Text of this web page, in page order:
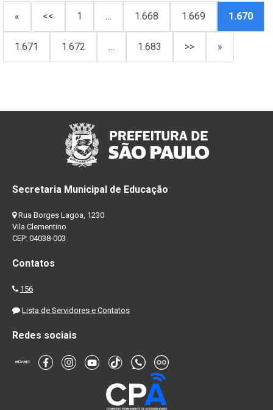
« << 1 … 1.668 1.669 1.670
1.671 1.672 … 1.683 >> »
Secretaria Municipal de Educação
Rua Borges Lagoa, 1230
Vila Clementino
CEP: 04038-003
Contatos
156
Lista de Servidores e Contatos
Redes sociais